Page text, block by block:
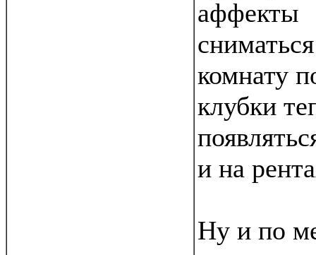
аффекты
комнату
клубки
и на
Ну и по